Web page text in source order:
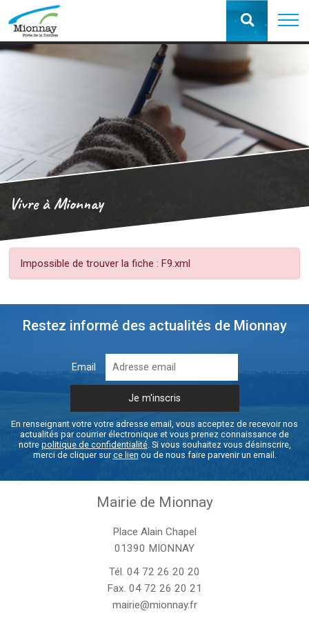
Vivre à Mionnay
Impossible de trouver la fiche : F9.xml
Restez informé des actualités de Mionnay
Email
En renseignant votre votre adresse email, vous acceptez de recevoir nos
actualités par courrier électronique et vous prenez connaissance de
notre politique de confidentialité. Si vous souhaitez vous désinscrire,
merci de cliquer surce lien ou de nous faire parvenir un email.
Mairie de Mionnay
Place Alain Chapel
01390 MIONNAY
Tél. 04 72 26 20 20
Fax. 04 72 26 20 21
mairie@mionnay.fr